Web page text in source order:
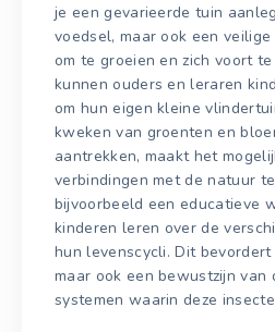
je een gevarieerde tuin
voedsel, maar ook een
om te groeien en zich voort
kunnen ouders en leraren
om hun eigen kleine
kweken van groenten en
aantrekken, maakt het
verbindingen met de natuur
bijvoorbeeld een educatieve
kinderen leren over de
hun levenscycli. Dit
maar ook een bewustzijn van
systemen waarin deze